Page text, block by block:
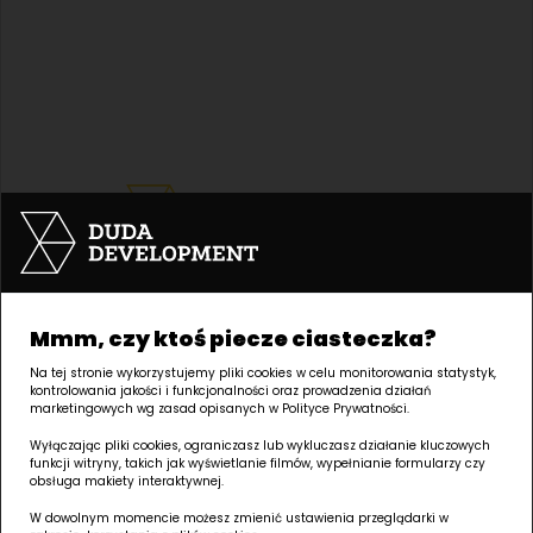
Mmm, czy ktoś piecze ciasteczka?
Na tej stronie wykorzystujemy pliki cookies w celu monitorowania statystyk,
kontrolowania jakości i funkcjonalności oraz prowadzenia działań
marketingowych wg zasad opisanych w Polityce Prywatności.
Wyłączając pliki cookies, ograniczasz lub wykluczasz działanie kluczowych
funkcji witryny, takich jak wyświetlanie filmów, wypełnianie formularzy czy
obsługa makiety interaktywnej.
W dowolnym momencie możesz zmienić ustawienia przeglądarki w
Biuro Duda Development |GRUNWALD
Palacza 144, 60-278 Poznań
godziny otwarcia: